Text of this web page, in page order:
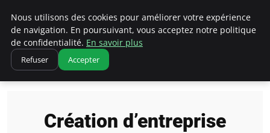
Ultimatefs
Accueil Création d’entreprise
Création d’entreprise
Nous utilisons des cookies pour améliorer votre expérience
de navigation. En poursuivant, vous acceptez notre politique
de confidentialité. En savoir plus
Refuser Accepter